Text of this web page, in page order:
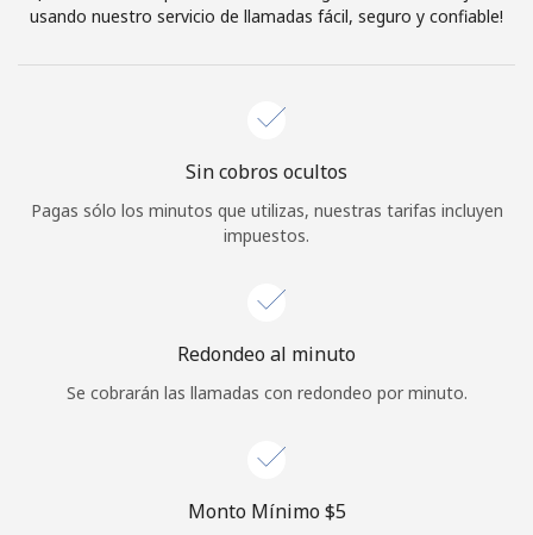
Inicia sesión oREGÍSTRATE →
¿Olvidaste tu contraseña? →
o
Continuar con
usando nuestro servicio de llamadas fácil, seguro y confiable!
Sin cobros ocultos
Pagas sólo los minutos que utilizas, nuestras tarifas incluyen
impuestos.
Redondeo al minuto
Se cobrarán las llamadas con redondeo por minuto.
Monto Mínimo ⁦$5⁩